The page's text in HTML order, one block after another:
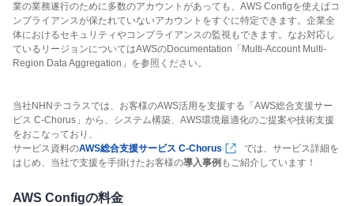
業の業務遂行のために多数のアカウントがあっても、AWS Configを使えばコ
ンプライアンスが保たれていないアカウントをすぐに特定できます。企業全
体におけるセキュリティやコンプライアンスの監視もできます。なお対応し
ているリージョンについてはAWSのDocumentation「Multi-Account Multi-
Region Data Aggregation」を参照ください。
当社NHNテコラスでは、お客様のAWS活用を支援する「AWS総合支援サー
ビス C-Chorus」から、システム構築、AWS環境最適化のご提案や技術支援
をおこなっており、
サービス資料のAWS総合支援サービス C-Chorus
では、サービス詳細を
はじめ、当社で支援を手掛けたお客様の導入事例 もご紹介しています！
AWS Configの料金